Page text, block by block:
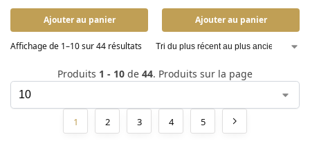
Ajouter au panier Ajouter au panier
Affichage de 1–10 sur 44 résultats
Produits 1 - 10 de 44. Produits sur la page
1 2 3 4 5